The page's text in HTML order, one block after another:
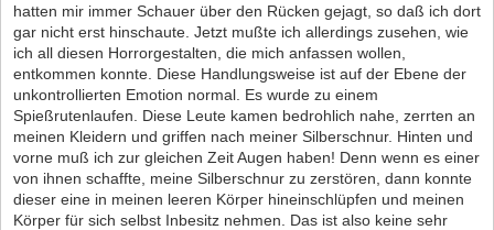
hatten mir immer Schauer über den Rücken gejagt, so daß ich dort
gar nicht erst hinschaute. Jetzt mußte ich allerdings zusehen, wie
ich all diesen Horrorgestalten, die mich anfassen wollen,
entkommen konnte. Diese Handlungsweise ist auf der Ebene der
unkontrollierten Emotion normal. Es wurde zu einem
Spießrutenlaufen. Diese Leute kamen bedrohlich nahe, zerrten an
meinen Kleidern und griffen nach meiner Silberschnur. Hinten und
vorne muß ich zur gleichen Zeit Augen haben! Denn wenn es einer
von ihnen schaffte, meine Silberschnur zu zerstören, dann konnte
dieser eine in meinen leeren Körper hineinschlüpfen und meinen
Körper für sich selbst Inbesitz nehmen. Das ist also keine sehr